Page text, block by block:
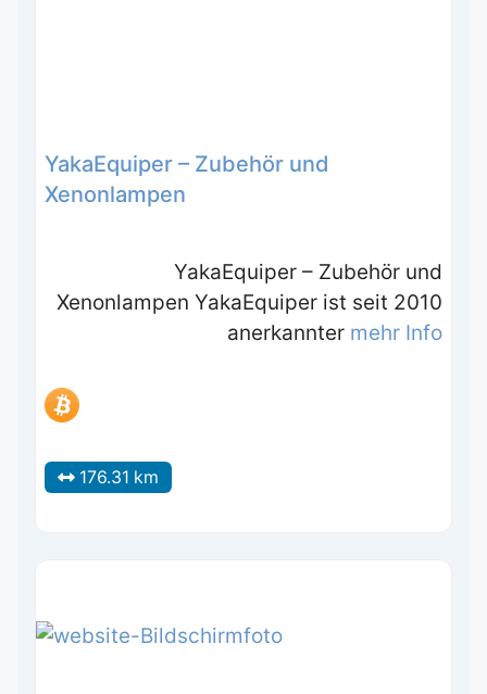
YakaEquiper – Zubehör und
Xenonlampen
YakaEquiper – Zubehör und
Xenonlampen YakaEquiper ist seit 2010
anerkannter mehr Info
176.31 km